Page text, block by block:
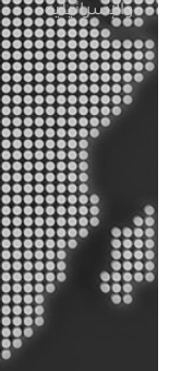
والإسرائيلية